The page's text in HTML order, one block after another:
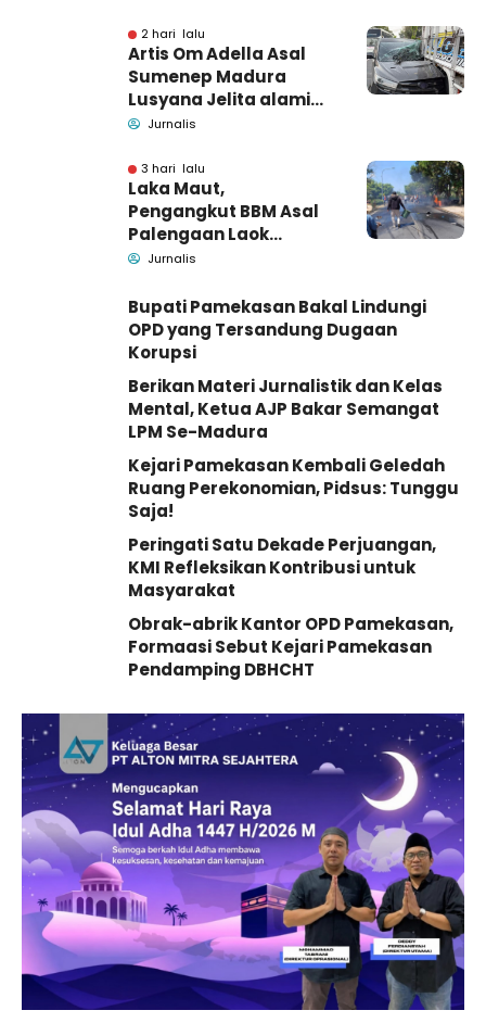
Barang Bukti
2 hari lalu
Artis Om Adella Asal
Sumenep Madura
Lusyana Jelita alami
kecelakaan di Wonogiri
Jurnalis
3 hari lalu
Laka Maut,
Pengangkut BBM Asal
Palengaan Laok
Pamekasan Meninggal
Jurnalis
Bupati Pamekasan Bakal Lindungi
OPD yang Tersandung Dugaan
Korupsi
Berikan Materi Jurnalistik dan Kelas
Mental, Ketua AJP Bakar Semangat
LPM Se-Madura
Kejari Pamekasan Kembali Geledah
Ruang Perekonomian, Pidsus: Tunggu
Saja!
Peringati Satu Dekade Perjuangan,
KMI Refleksikan Kontribusi untuk
Masyarakat
Obrak-abrik Kantor OPD Pamekasan,
Formaasi Sebut Kejari Pamekasan
Pendamping DBHCHT